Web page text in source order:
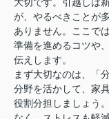
大切です。引越しは
が、やるべきことが
ありません。ここで
準備を進めるコツや
伝えします。
まず大切なのは、「
分野を活かして、家
役割分担しましょう